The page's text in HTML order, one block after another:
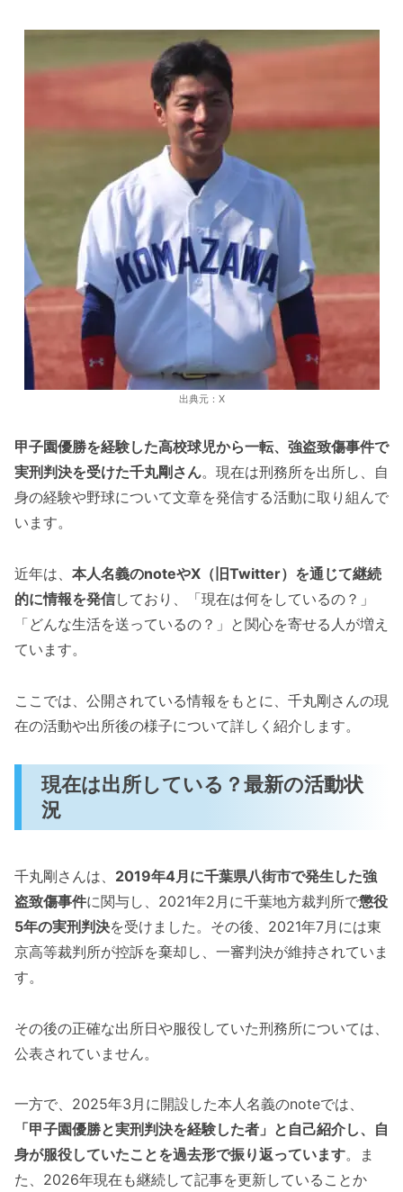
出典元：X
甲子園優勝を経験した高校球児から一転、強盗致傷事件で
実刑判決を受けた千丸剛さん。現在は刑務所を出所し、自
身の経験や野球について文章を発信する活動に取り組んで
います。
近年は、 本人名義のnoteやX（旧Twitter）を通じて継続
的に情報を発信しており、「現在は何をしているの？」
「どんな生活を送っているの？」と関心を寄せる人が増え
ています。
ここでは、公開されている情報をもとに、千丸剛さんの現
在の活動や出所後の様子について詳しく紹介します。
現在は出所している？最新の活動状
況
千丸剛さんは、 2019年4月に千葉県八街市で発生した強
盗致傷事件に関与し、2021年2月に千葉地方裁判所で懲役
5年の実刑判決を受けました。その後、2021年7月には東
京高等裁判所が控訴を棄却し、一審判決が維持されていま
す。
その後の正確な出所日や服役していた刑務所については、
公表されていません。
一方で、2025年3月に開設した本人名義のnoteでは、
「甲子園優勝と実刑判決を経験した者」と自己紹介し、自
身が服役していたことを過去形で振り返っています。ま
た、2026年現在も継続して記事を更新していることか